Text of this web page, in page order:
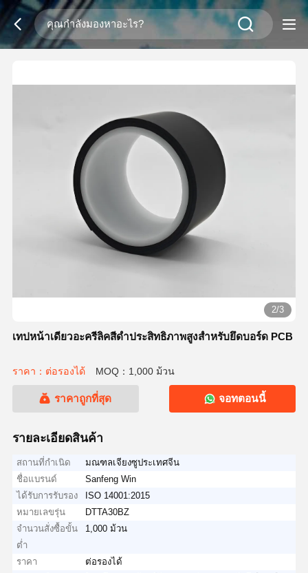
2/3
เทปหน้าเดียวอะครีลิคสีดำประสิทธิภาพสูงสำหรับยึดบอร์ด PCB
ราคา：ต่อรองได้ MOQ：1,000 ม้วน
ราคาถูกที่สุด จอทตอนนี้
รายละเอียดสินค้า
สถานที่กำเนิด
มณฑลเจียงซูประเทศจีน
ชื่อแบรนด์
Sanfeng Win
ได้รับการรับรอง
ISO 14001:2015
หมายเลขรุ่น
DTTA30BZ
จำนวนสั่งซื้อขั้น
ต่ำ
1,000 ม้วน
ราคา
ต่อรองได้